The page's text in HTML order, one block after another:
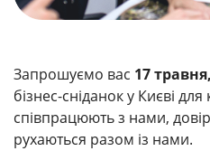
Запрошуємо вас 17
бізнес-сніданок у Києві для
співпрацюють з нами,
рухаються разом із нами.